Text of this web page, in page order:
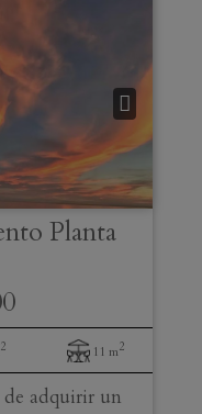
Planta
2 11 m2
adquirir un